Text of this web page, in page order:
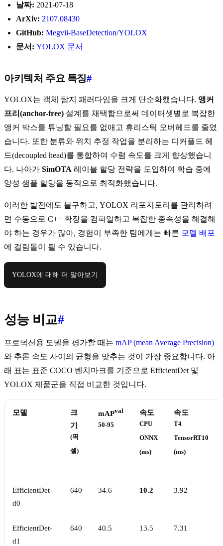
날짜: 2021-07-18
ArXiv: 2107.08430
GitHub: Megvii-BaseDetection/YOLOX
문서: YOLOX 문서
아키텍처 주요 특징#
YOLOX는 객체 탐지 패러다임을 크게 단순화했습니다. 앵커
프리(anchor-free) 설계를 채택함으로써 데이터셋별로 복잡한
앵커 박스를 튜닝할 필요를 없애고 휴리스틱 오버헤드를 줄였
습니다. 또한 분류와 위치 추정 작업을 분리하는 디커플드 헤
드(decoupled head)를 통합하여 수렴 속도를 크게 향상했습니
다. 나아가 SimOTA 레이블 할당 전략을 도입하여 학습 중에
양성 샘플 할당을 동적으로 최적화했습니다.
이러한 발전에도 불구하고, YOLOX 리포지토리를 관리하려
면 수동으로 C++ 확장을 컴파일하고 복잡한 종속성을 해결해
야 하는 경우가 많아, 경험이 부족한 팀에게는 빠른 모델 배포
에 걸림돌이 될 수 있습니다.
YOLOX에 대해 더 알아보기
성능 비교#
프로덕션용 모델을 평가할 때는 mAP (mean Average Precision)
와 추론 속도 사이의 균형을 맞추는 것이 가장 중요합니다. 아
래 표는 표준 COCO 벤치마크를 기준으로 EfficientDet 및
YOLOX 제품군을 직접 비교한 것입니다.
모델
크
기
(픽
셀)
mAPval
50-95
속도
CPU
ONNX
(ms)
속도
T4
TensorRT10
(ms)
EfficientDet-
d0
640 34.6 10.2 3.92
EfficientDet-
d1
640 40.5 13.5 7.31